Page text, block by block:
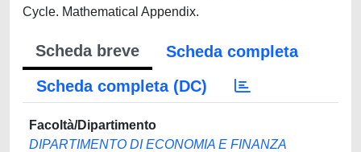
Cycle. Mathematical Appendix.
Scheda breve
Scheda completa
Scheda completa (DC)
Facoltà/Dipartimento
DIPARTIMENTO DI ECONOMIA E FINANZA